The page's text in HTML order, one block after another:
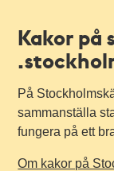
Kakor på
På
sammanställa
fungera på ett
Om kakor på